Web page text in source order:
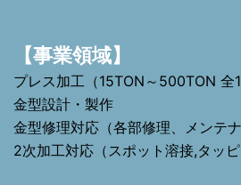
【事業領域】
プレス加工（15TON～500TON 全
金型設計・製作
金型修理対応（各部修理、メンテナ
2次加工対応（スポット溶接,タッピ